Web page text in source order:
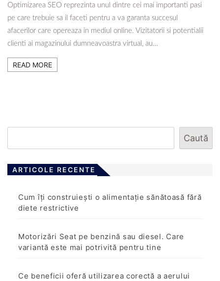
Optimizarea SEO reprezinta unul dintre cei mai importanti pasi
pe care trebuie sa il faceti pentru a va garanta succesul
afacerilor care opereaza in mediul online. Vizitatorii si potentialii
clienti ai magazinului dumneavoastra virtual, au…
READ MORE
Caută
ARTICOLE RECENTE
Cum îți construiești o alimentație sănătoasă fără
diete restrictive
Motorizări Seat pe benzină sau diesel. Care
variantă este mai potrivită pentru tine
Ce beneficii oferă utilizarea corectă a aerului